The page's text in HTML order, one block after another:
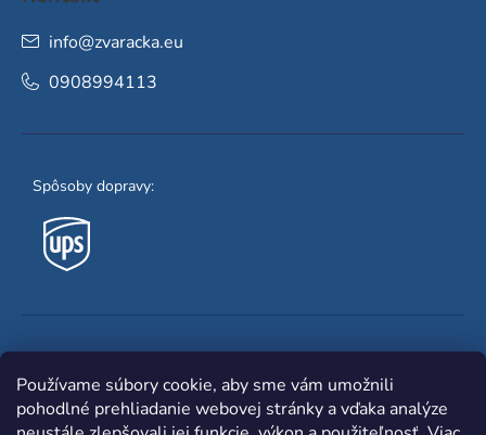
Používame súbory cookie, aby sme vám umožnili
pohodlné prehliadanie webovej stránky a vďaka analýze
info@zvaracka.eu
0908994113
Spôsoby dopravy: